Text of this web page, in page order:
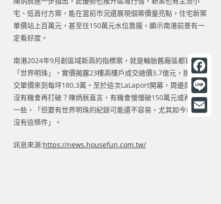
宅、低首付方案，能在當前市況還展現個案價量亮點，住宅新案
單價站上百萬元，甚至往150萬元水位靠攏，顯示南港前景有一
定看好度。
南港2024年9月創區域新高的指標案，就是輪胎舊廠區都更案
「世界明珠」，實價揭露23樓高樓戶成交總價3.7億元，換算成
交單價來到每坪180.3萬。至於這次LaLaport開幕，周邊房價有
沒有機會再打破？陳炳辰直言，有機會慢慢破150萬元或再往高
一些，「但要有世界明珠的紀錄可能還不容易，尤其如今市況較
沒有這條件」。
訊息來源:https://news.housefun.com.tw/
F
a
c
L